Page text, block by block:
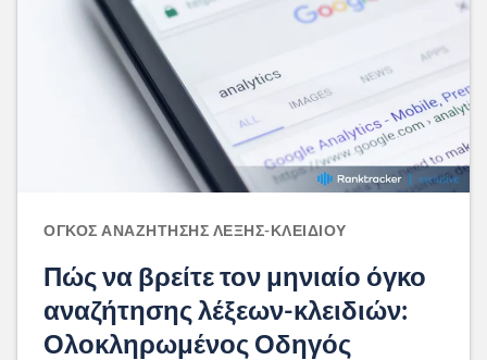
ΌΓΚΟΣ ΑΝΑΖΉΤΗΣΗΣ ΛΈΞΗΣ-ΚΛΕΙΔΙΟΎ
Πώς να βρείτε τον μηνιαίο όγκο
αναζήτησης λέξεων-κλειδιών:
Ολοκληρωμένος Οδηγός